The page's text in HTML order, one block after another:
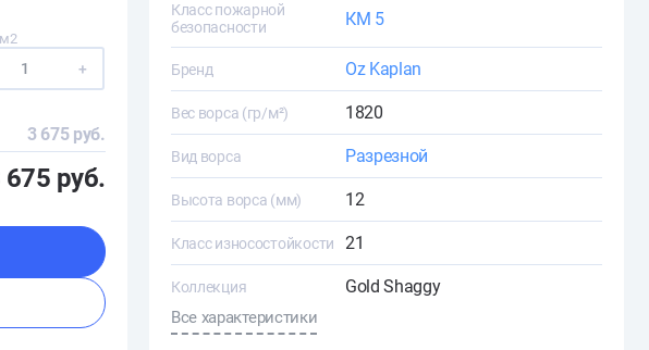
+
3 675 руб.
675 руб.
Класс пожарной
безопасности
КМ 5
Бренд Oz Kaplan
Вес ворса (гр/м²) 1820
Вид ворса Разрезной
Высота ворса (мм) 12
Класс износостойкости 21
Коллекция Gold Shaggy
Все характеристики